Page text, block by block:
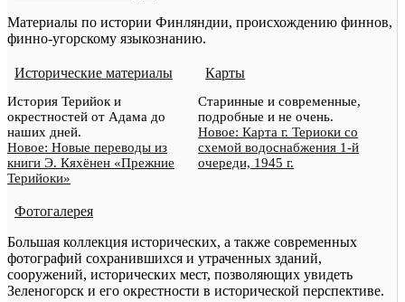
Материалы по истории Финляндии, происхождению финнов,
финно-угорскому языкознанию.
Исторические материалы
История Терийок и
окрестностей от Адама до
наших дней.
Новое: Новые переводы из
книги Э. Кяхёнен «Прежние
Терийоки»
Карты
Старинные и современные,
подробные и не очень.
Новое: Карта г. Териоки со
схемой водоснабжения 1-й
очереди, 1945 г.
Фотогалерея
Большая коллекция исторических, а также современных
фотографий сохранившихся и утраченных зданий,
сооружений, исторических мест, позволяющих увидеть
Зеленогорск и его окрестности в исторической перспективе.